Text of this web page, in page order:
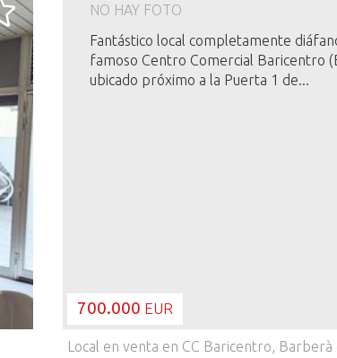
NO HAY FOTO
Fantástico local completamente
famoso Centro Comercial Baricentro
ubicado próximo a la Puerta 1 de...
700.000 EUR
Local en venta en CC Baricentro,